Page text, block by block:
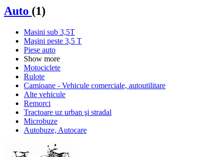
Auto (1)
Masini sub 3,5T
Maşini peste 3,5 T
Piese auto
Show more
Motociclete
Rulote
Camioane - Vehicule comerciale, autoutilitare
Alte vehicule
Remorci
Tractoare uz urban şi stradal
Microbuze
Autobuze, Autocare